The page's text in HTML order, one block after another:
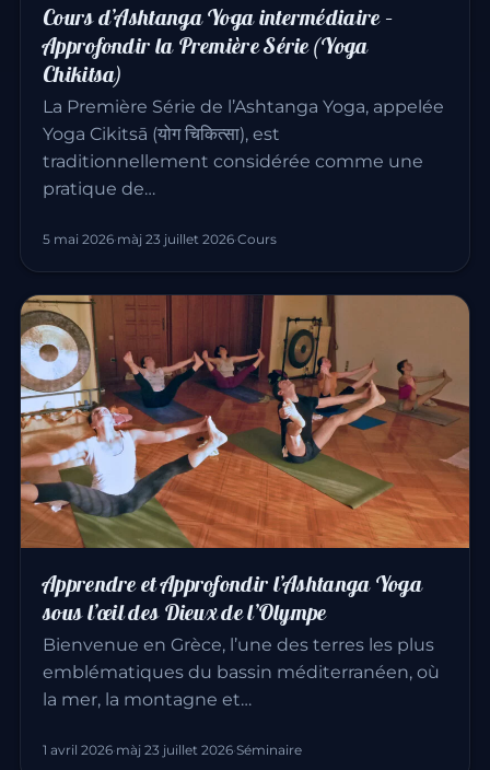
Cours d’Ashtanga Yoga intermédiaire –
Approfondir la Première Série (Yoga
Chikitsa)
La Première Série de l’Ashtanga Yoga, appelée
Yoga Cikitsā (योग चिकित्सा), est
traditionnellement considérée comme une
pratique de…
5 mai 2026·màj 23 juillet 2026·Cours
Apprendre et Approfondir l’Ashtanga Yoga
sous l’œil des Dieux de l’Olympe
Bienvenue en Grèce, l’une des terres les plus
emblématiques du bassin méditerranéen, où
la mer, la montagne et…
1 avril 2026·màj 23 juillet 2026·Séminaire